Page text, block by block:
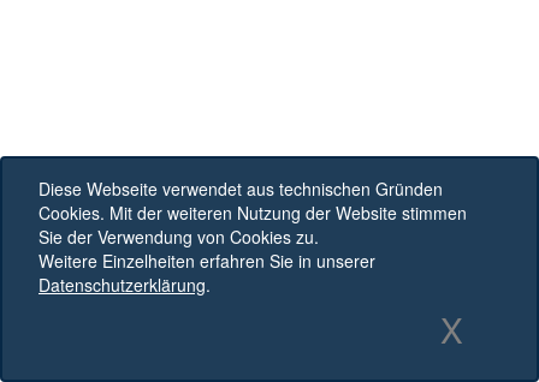
Diese Webseite verwendet aus technischen Gründen
Cookies. Mit der weiteren Nutzung der Website stimmen
Sie der Verwendung von Cookies zu.
Weitere Einzelheiten erfahren Sie in unserer
Datenschutzerklärung.
X